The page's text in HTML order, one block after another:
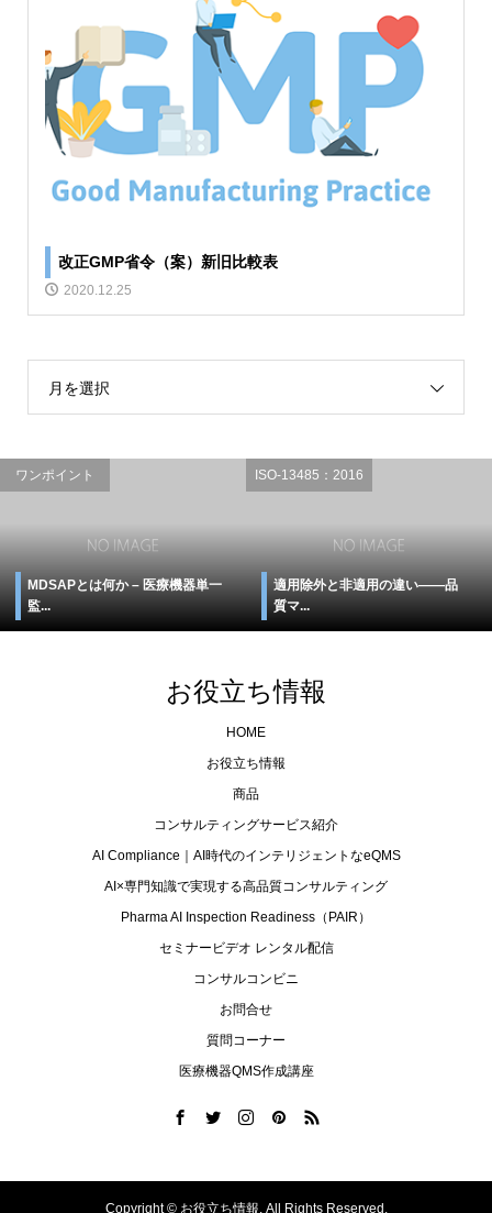
改正GMP省令（案）新旧比較表
2020.12.25
月を選択
ワンポイント
MDSAPとは何か – 医療機器単一
監...
ISO-13485：2016
適用除外と非適用の違い――品
質マ...
お役立ち情報
HOME
お役立ち情報
商品
コンサルティングサービス紹介
AI Compliance｜AI時代のインテリジェントなeQMS
AI×専門知識で実現する高品質コンサルティング
Pharma AI Inspection Readiness（PAIR）
セミナービデオ レンタル配信
コンサルコンビニ
お問合せ
質問コーナー
医療機器QMS作成講座
Copyright ©お役立ち情報. All Rights Reserved.